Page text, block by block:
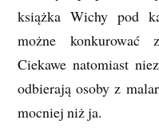
książka Wichy pod
możne konkurować
Ciekawe natomiast
odbierają osoby z
mocniej niż ja.